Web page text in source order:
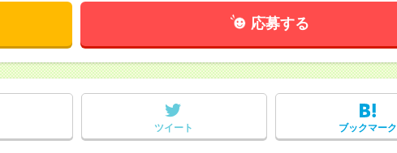
応募する
ツイート ブックマーク